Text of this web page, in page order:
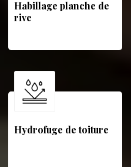
Habillage planche de
rive
Hydrofuge de toiture